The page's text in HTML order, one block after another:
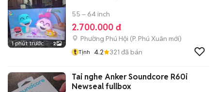
1 phút trước 2
55 – 64 inch
2.700.000 đ
Phường Phú Hội (P. Phú Xuân mới)
t Tịnh 4.2 321 đã bán
Tai nghe Anker Soundcore R60i
Newseal fullbox